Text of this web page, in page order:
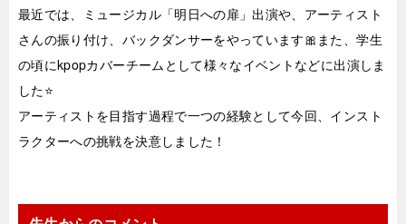
最近では、ミュージカル「明日への扉」出演や、アーティスト
さんの振り付け、バックダンサーをやっています🎀また、学生
の頃にkpopカバーチームとして様々なイベントなどに出演しま
した⭐️
アーティストを目指す過程で一つの経験として今回、インスト
ラクターへの挑戦を決意しました！